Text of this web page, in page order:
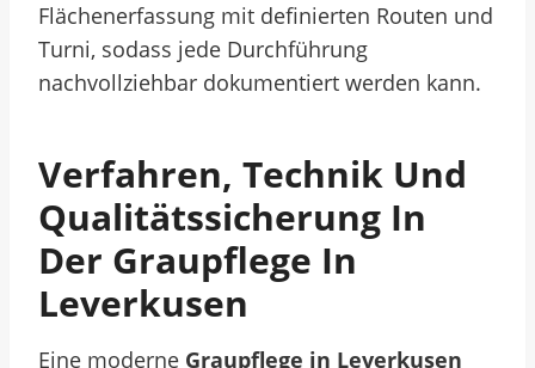
Flächenerfassung mit definierten Routen und
Turni, sodass jede Durchführung
nachvollziehbar dokumentiert werden kann.
Verfahren, Technik Und
Qualitätssicherung In
Der Graupflege In
Leverkusen
Eine moderne Graupflege in Leverkusen